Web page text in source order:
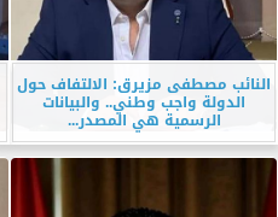
النائب مصطفى مزيرق: الالتفاف حول
الدولة واجب وطني.. والبيانات
الرسمية هي المصدر...